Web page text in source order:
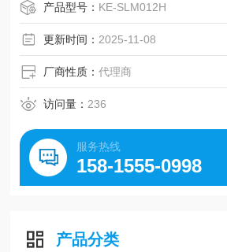
产品型号： KE-SLM012H
更新时间： 2025-11-08
厂商性质：代理商
访问量： 236
服务热线
158-1555-0998
产品分类